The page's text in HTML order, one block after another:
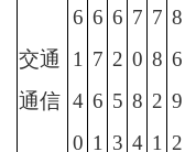
交通
通信
6
1
4
0
6
7
6
1
6
2
5
3
7
0
8
4
7
8
2
1
8
6
9
2